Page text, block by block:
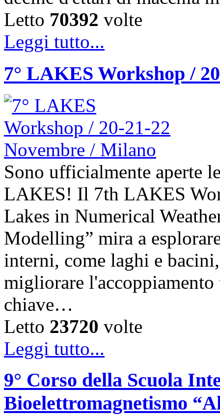
Letto 70392 volte
Leggi tutto...
7° LAKES Workshop /
Sono ufficialmente aperte
LAKES! Il 7th LAKES
Lakes in Numerical
Modelling” mira a
interni, come laghi e
migliorare l'accoppiamento
chiave…
Letto 23720 volte
Leggi tutto...
9° Corso della Scuola
Bioelettromagnetismo